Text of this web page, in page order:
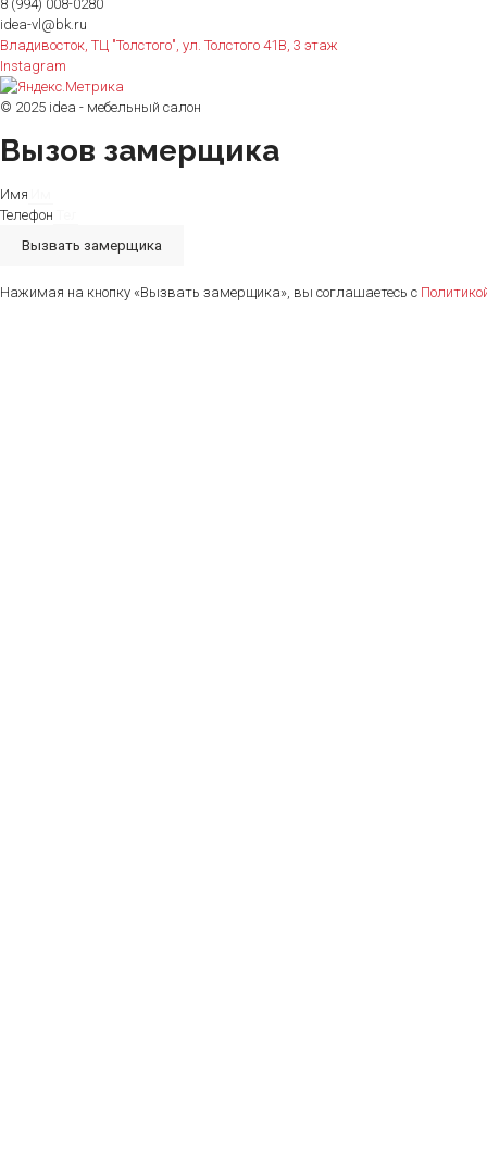
8 (994) 008-0280
idea-vl@bk.ru
Владивосток, ТЦ "Толстого", ул. Толстого 41В, 3 этаж
Instagram
© 2025 idea - мебельный салон
Вызов замерщика
Имя
Телефон
Вызвать замерщика
Нажимая на кнопку «Вызвать замерщика», вы соглашаетесь с